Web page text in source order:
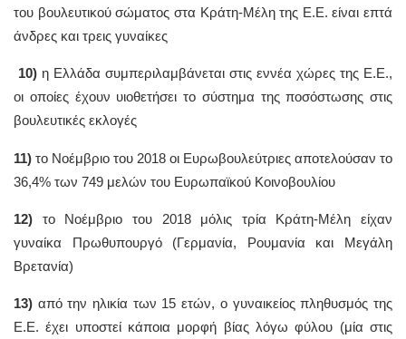
του βουλευτικού σώματος στα Κράτη-Μέλη της Ε.Ε. είναι επτά
άνδρες και τρεις γυναίκες
10) η Ελλάδα συμπεριλαμβάνεται στις εννέα χώρες της Ε.Ε.,
οι οποίες έχουν υιοθετήσει το σύστημα της ποσόστωσης στις
βουλευτικές εκλογές
11) το Νοέμβριο του 2018 οι Ευρωβουλεύτριες αποτελούσαν το
36,4% των 749 μελών του Ευρωπαϊκού Κοινοβουλίου
12) το Νοέμβριο του 2018 μόλις τρία Κράτη-Μέλη είχαν
γυναίκα Πρωθυπουργό (Γερμανία, Ρουμανία και Μεγάλη
Βρετανία)
13) από την ηλικία των 15 ετών, ο γυναικείος πληθυσμός της
Ε.Ε. έχει υποστεί κάποια μορφή βίας λόγω φύλου (μία στις